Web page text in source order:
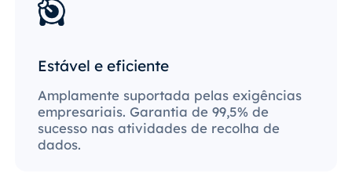
Estável e eficiente
Amplamente suportada pelas exigências
empresariais. Garantia de 99,5% de
sucesso nas atividades de recolha de
dados.